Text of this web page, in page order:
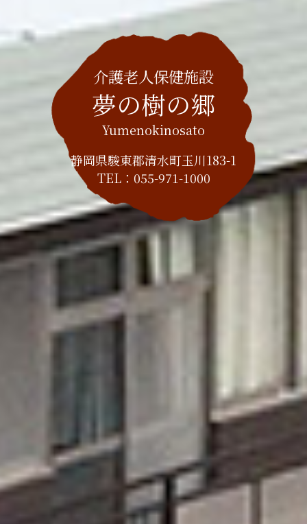
介護老人保健施設
夢の樹の郷
Yumenokinosato
静岡県駿東郡清水町玉川183-1
TEL： 055-971-1000